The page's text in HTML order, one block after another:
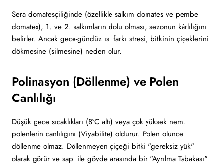
Sera domatesçiliğinde (özellikle salkım domates ve pembe
domates), 1. ve 2. salkımların dolu olması, sezonun kârlılığını
belirler. Ancak gece-gündüz ısı farkı stresi, bitkinin çiçeklerini
dökmesine (silmesine) neden olur.
Polinasyon (Döllenme) ve Polen
Canlılığı
Düşük gece sıcaklıkları (8°C altı) veya çok yüksek nem,
polenlerin canlılığını (Viyabilite) öldürür. Polen ölünce
döllenme olmaz. Döllenmeyen çiçeği bitki "gereksiz yük"
olarak görür ve sapı ile gövde arasında bir "Ayrılma Tabakası"